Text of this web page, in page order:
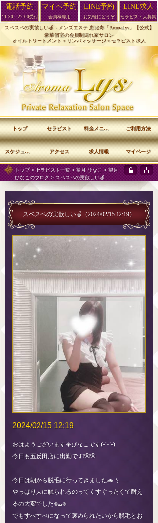
スベスベの実欲しい🍎 - メンズエステ 恵比寿「AromaLys」【公式】
豪華個室の会員制隠れ家サロン
オイルトリートメント＋リンパマッサージ＋セラピスト求人
トップ> セラピスト一覧 >望月 ひなこ > 望月
ひなこのブログ > スベスベの実欲しい🍎
スベスベの実欲しい🍎 （2024/02/15 12:19）
2024/02/15 12:19
おはようございます☀️ぴなこです(˶ˊᵕˋ˵)
今日も五反田店に出勤です🫡🫡
今日は朝から脱毛に行ってきました🚗 ³₃
やっぱり人に触られるのってくすぐったくて耐え
るの大変でした𖦹‎ࡇ𖦹‎
でもすべすべになって褒められたいから脱毛とお
トップ セラピスト 料金メニュー ご利用方法
スケジュール アクセス 求人情報 マイページ
電話予約
11:30～22:00受付
マイペ予約
会員様専用
LINE予約
お気軽にどうぞ
LINE求人
セラピスト大募集